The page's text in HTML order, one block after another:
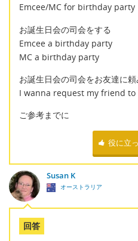
Emcee/MC for birthday party
お誕生日会の司会をする
Emcee a birthday party
MC a birthday party
お誕生日会の司会をお友達に
I wanna request my friend
ご参考までに
役に立
Susan K
オーストラリア
回答